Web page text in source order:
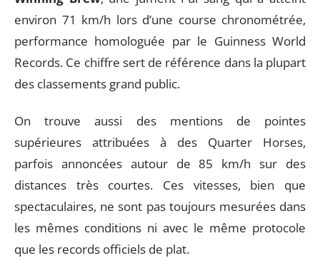
environ 71 km/h lors d’une course chronométrée,
performance homologuée par le Guinness World
Records. Ce chiffre sert de référence dans la plupart
des classements grand public.
On trouve aussi des mentions de pointes
supérieures attribuées à des Quarter Horses,
parfois annoncées autour de 85 km/h sur des
distances très courtes. Ces vitesses, bien que
spectaculaires, ne sont pas toujours mesurées dans
les mêmes conditions ni avec le même protocole
que les records officiels de plat.